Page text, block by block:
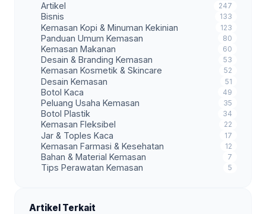
Artikel 247
Bisnis 133
Kemasan Kopi & Minuman Kekinian 123
Panduan Umum Kemasan 80
Kemasan Makanan 60
Desain & Branding Kemasan 53
Kemasan Kosmetik & Skincare 52
Desain Kemasan 51
Botol Kaca 49
Peluang Usaha Kemasan 35
Botol Plastik 34
Kemasan Fleksibel 22
Jar & Toples Kaca 17
Kemasan Farmasi & Kesehatan 12
Bahan & Material Kemasan 7
Tips Perawatan Kemasan 5
Artikel Terkait